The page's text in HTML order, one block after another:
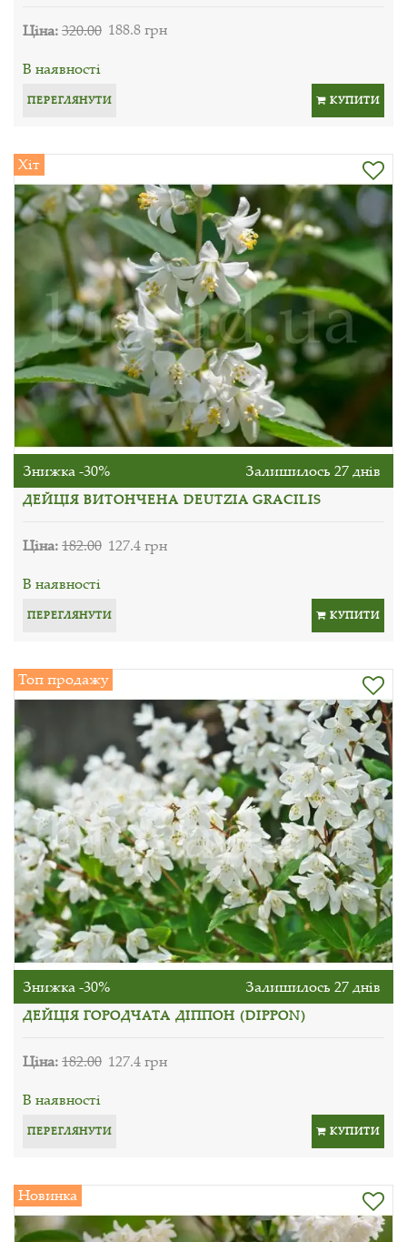
Ціна:320.00 188.8 грн
В наявності
ПЕРЕГЛЯНУТИ КУПИТИ
Хіт
Знижка -30% Залишилось 27 днів
ДЕЙЦІЯ ВИТОНЧЕНА DEUTZIA GRACILIS
Ціна:182.00 127.4 грн
В наявності
ПЕРЕГЛЯНУТИ КУПИТИ
Топ продажу
Знижка -30% Залишилось 27 днів
ДЕЙЦІЯ ГОРОДЧАТА ДІППОН (DIPPON)
Ціна:182.00 127.4 грн
В наявності
ПЕРЕГЛЯНУТИ КУПИТИ
Новинка